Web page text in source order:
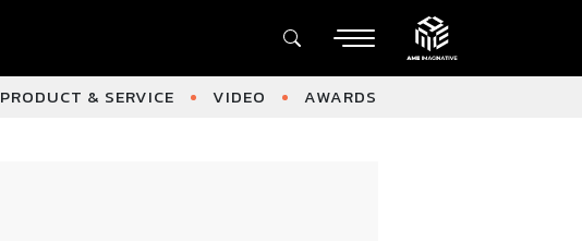
PRODUCT & SERVICE VIDEO AWARDS